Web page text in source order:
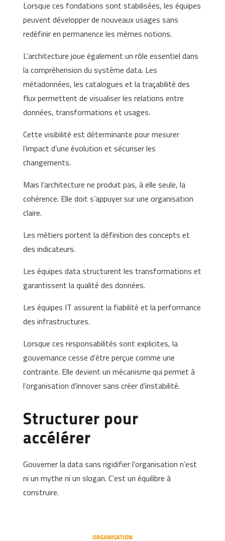
Lorsque ces fondations sont stabilisées, les équipes
peuvent développer de nouveaux usages sans
redéfinir en permanence les mêmes notions.
L’architecture joue également un rôle essentiel dans
la compréhension du système data. Les
métadonnées, les catalogues et la traçabilité des
flux permettent de visualiser les relations entre
données, transformations et usages.
Cette visibilité est déterminante pour mesurer
l’impact d’une évolution et sécuriser les
changements.
Mais l’architecture ne produit pas, à elle seule, la
cohérence. Elle doit s’appuyer sur une organisation
claire.
Les métiers portent la définition des concepts et
des indicateurs.
Les équipes data structurent les transformations et
garantissent la qualité des données.
Les équipes IT assurent la fiabilité et la performance
des infrastructures.
Lorsque ces responsabilités sont explicites, la
gouvernance cesse d’être perçue comme une
contrainte. Elle devient un mécanisme qui permet à
l’organisation d’innover sans créer d’instabilité.
Structurer pour
accélérer
Gouverner la data sans rigidifier l’organisation n’est
ni un mythe ni un slogan. C’est un équilibre à
construire.